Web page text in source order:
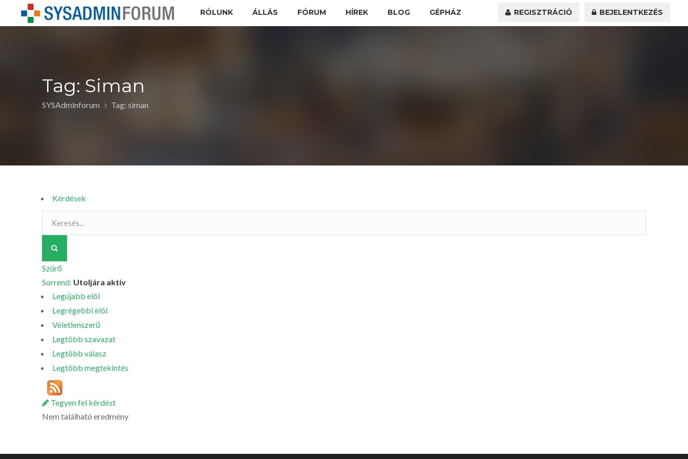
RÓLUNK ÁLLÁS FÓRUM HÍREK BLOG GÉPHÁZ REGISZTRÁCIÓ BEJELENTKEZÉS
Tag: Siman
SYSAdminforum Tag: siman
Kérdések
Szürő
Sorrend: Utoljára aktív
Legújabb elöl
Legrégebbi elöl
Véletlenszerű
Legtöbb szavazat
Legtöbb válasz
Legtöbb megtekintés
Tegyen fel kérdést
Nem található eredmény